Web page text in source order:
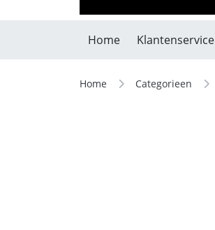
Home Klantenservice
Home Categorieen